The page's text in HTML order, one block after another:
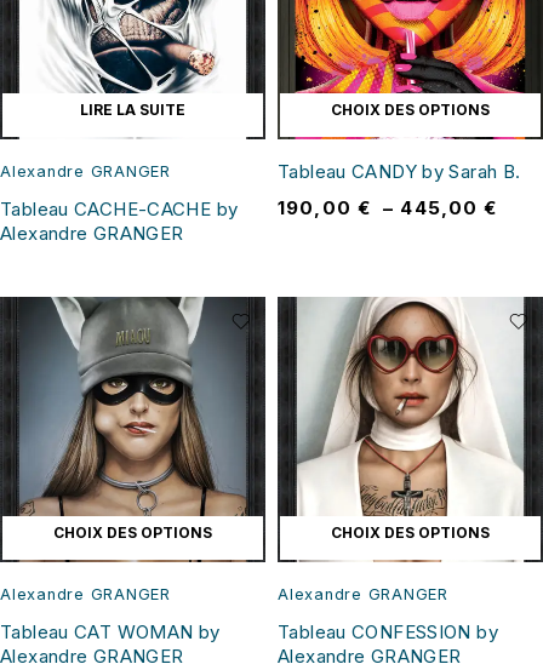
LIRE LA SUITE
Alexandre GRANGER
Tableau CACHE-CACHE by
Alexandre GRANGER
CHOIX DES OPTIONS
Tableau CANDY by Sarah B.
190,00 € – 445,00€
CHOIX DES OPTIONS
Alexandre GRANGER
Tableau CAT WOMAN by
Alexandre GRANGER
CHOIX DES OPTIONS
Alexandre GRANGER
Tableau CONFESSION by
Alexandre GRANGER